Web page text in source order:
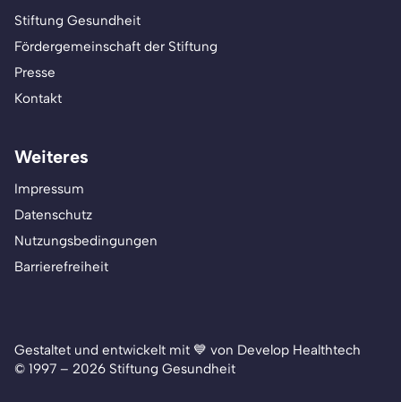
Stiftung Gesundheit
Fördergemeinschaft der Stiftung
Presse
Kontakt
Weiteres
Impressum
Datenschutz
Nutzungsbedingungen
Barrierefreiheit
Gestaltet und entwickelt mit 💙 von Develop Healthtech
© 1997 – 2026 Stiftung Gesundheit